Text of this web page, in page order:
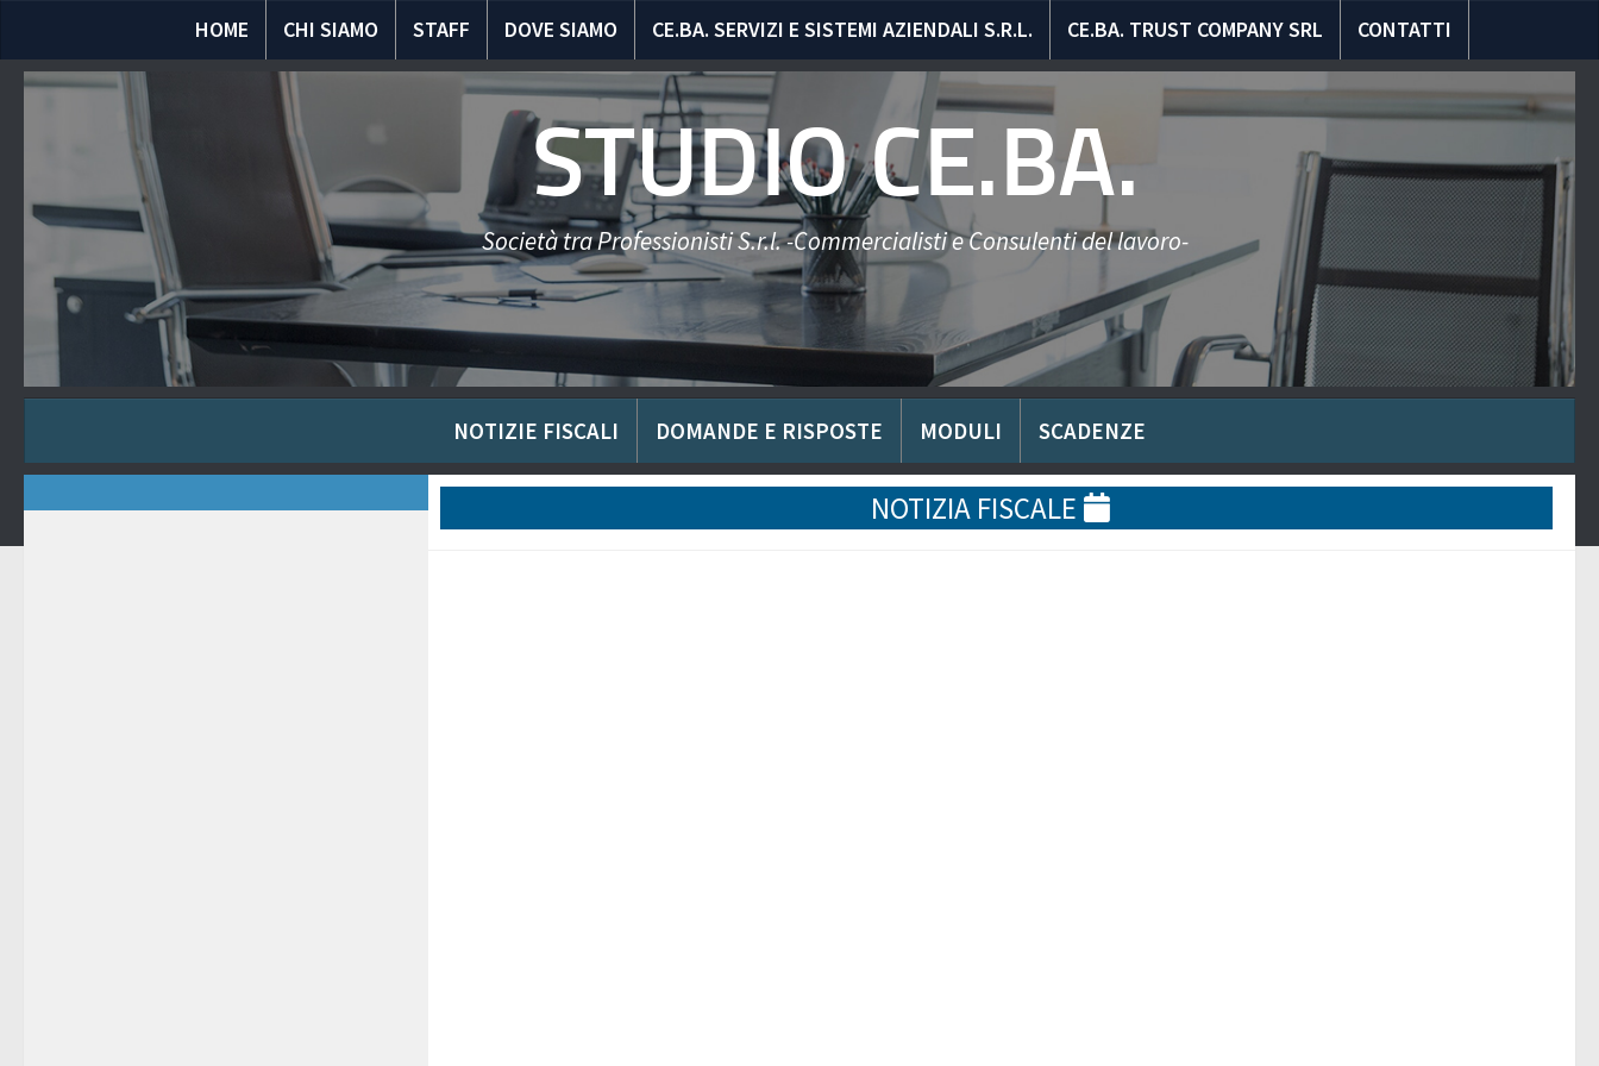
HOME CHI SIAMO STAFF DOVE SIAMO CE.BA. SERVIZI E SISTEMI AZIENDALI S.R.L. CE.BA. TRUST COMPANY SRL CONTATTI
STUDIO CE.BA.
Società tra Professionisti S.r.l. -Commercialisti e Consulenti del lavoro-
NOTIZIE FISCALI DOMANDE E RISPOSTE MODULI SCADENZE
NOTIZIA FISCALE